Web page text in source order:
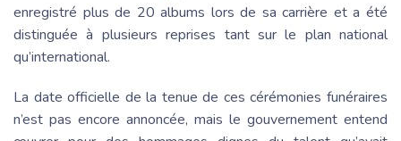
enregistré plus de 20 albums lors de sa carrière et a été
distinguée à plusieurs reprises tant sur le plan national
qu’international.
La date officielle de la tenue de ces cérémonies funéraires
n’est pas encore annoncée, mais le gouvernement entend